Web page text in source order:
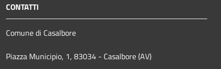
CONTATTI
Comune di Casalbore
Piazza Municipio, 1, 83034 - Casalbore (AV)